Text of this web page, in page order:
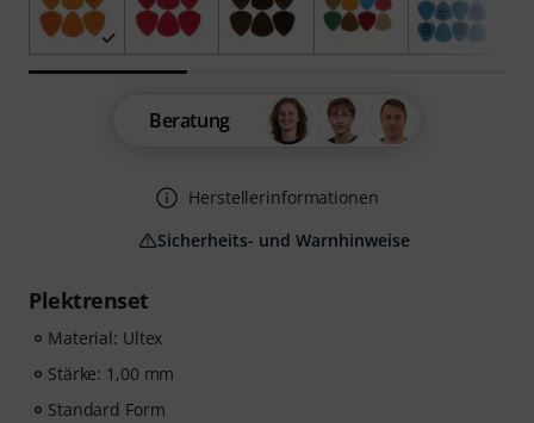
Plektrenset
Material: Ultex
Stärke: 1,00 mm
Standard Form
Beratung
Herstellerinformationen
Sicherheits- und Warnhinweise